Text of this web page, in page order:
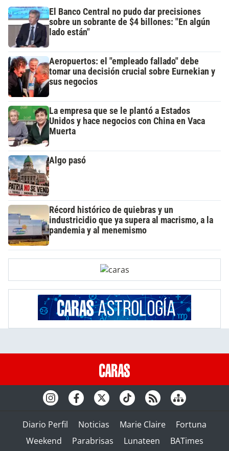
El Banco Central no pudo dar precisiones
sobre un sobrante de $4 billones: "En algún
lado están"
Aeropuertos: el "empleado fallado" debe
tomar una decisión crucial sobre Eurnekian y
sus negocios
La empresa que se le plantó a Estados
Unidos y hace negocios con China en Vaca
Muerta
Algo pasó
Récord histórico de quiebras y un
industricidio que ya supera al macrismo, a la
pandemia y al menemismo
Diario Perfil Noticias Marie Claire
Fortuna
Weekend
Parabrisas Lunateen BATimes